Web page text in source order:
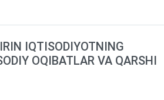
IQTISODIYOTNING
OQIBATLAR VA QARSHI